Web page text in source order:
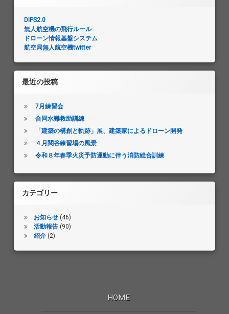
DIPS2.0
無人航空機の飛行ルール
ドローン情報基盤システム
航空局無人航空機twitter
最近の投稿
7月練習会
合同水難救助訓練
「建築の構創と軌跡」展、建築家によるドローン開発
４月関谷練習場の風景
令和８年春季火災予防運動に伴う消防総合訓練
カテゴリー
お知らせ (46)
活動報告 (90)
紹介 (2)
HOME